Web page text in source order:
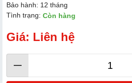
Bảo hành: 12 tháng
Tình trạng: Còn hàng
Giá: Liên hệ